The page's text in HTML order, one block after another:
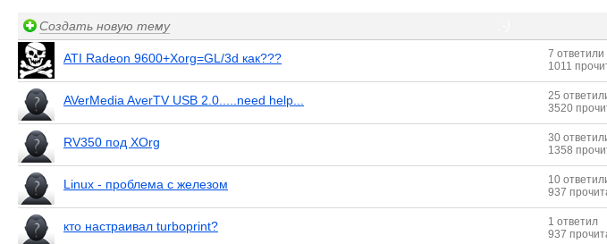
Создать новую тему
ATI Radeon 9600+Xorg=GL/3d как???
7 ответили
1011
AVerMedia AverTV USB 2.0.....need help...
25
3520
RV350 под XOrg
30
1358
Linux - проблема с железом
10
937
кто настраивал turboprint?
1 ответил
937